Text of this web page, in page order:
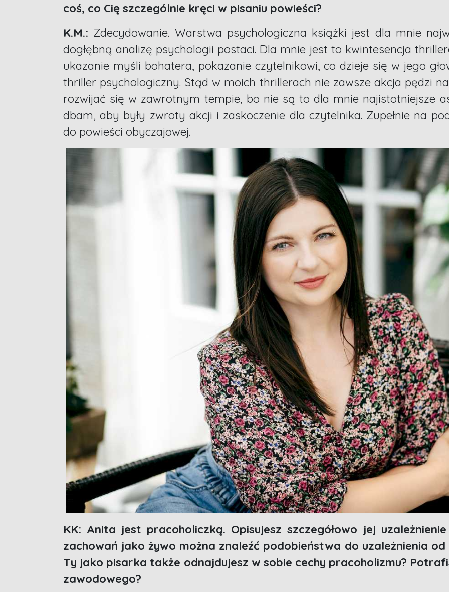
coś, co Cię szczególnie kręci w pisaniu powieści?
K.M.: Zdecydowanie. Warstwa psychologiczna książki jest dla mnie
dogłębną analizę psychologii postaci. Dla mnie jest to kwintesencja
ukazanie myśli bohatera, pokazanie czytelnikowi, co dzieje się w jego
thriller psychologiczny. Stąd w moich thrillerach nie zawsze akcja pędzi
rozwijać się w zawrotnym tempie, bo nie są to dla mnie najistotniejsze
dbam, aby były zwroty akcji i zaskoczenie dla czytelnika. Zupełnie na
do powieści obyczajowej.
KK: Anita jest pracoholiczką. Opisujesz szczegółowo jej
zachowań jako żywo można znaleźć podobieństwa do uzależnienia
Ty jako pisarka także odnajdujesz w sobie cechy pracoholizmu?
zawodowego?